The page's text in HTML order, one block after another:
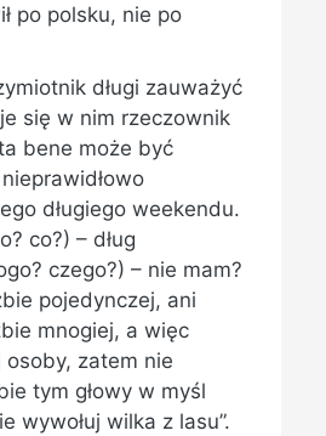
po polsku, nie po
długi zauważyć
się w nim rzeczownik
bene może być
długiego weekendu.
co?) – dług
czego?) – nie mam?
pojedynczej, ani
mnogiej, a więc
zatem nie
tym głowy w myśl
wywołuj wilka z lasu”.